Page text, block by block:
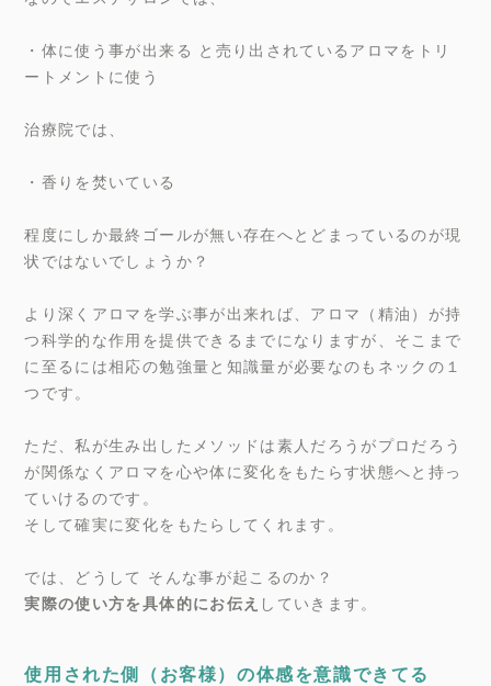
・体に使う事が出来る と売り出されているアロマをトリ
ートメントに使う
治療院では、
・香りを焚いている
程度にしか最終ゴールが無い存在へとどまっているのが現
状ではないでしょうか？
より深くアロマを学ぶ事が出来れば、アロマ（精油）が持
つ科学的な作用を提供できるまでになりますが、そこまで
に至るには相応の勉強量と知識量が必要なのもネックの１
つです。
ただ、私が生み出したメソッドは素人だろうがプロだろう
が関係なくアロマを心や体に変化をもたらす状態へと持っ
ていけるのです。
そして確実に変化をもたらしてくれます。
では、どうして そんな事が起こるのか？
実際の使い方を具体的にお伝え していきます。
使用された側（お客様）の体感を意識できてる